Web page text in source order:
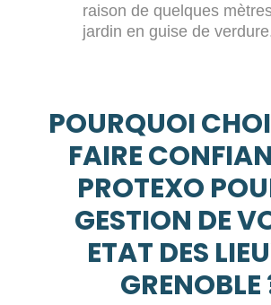
raison de quelques
jardin en guise de
POURQUOI
FAIRE
PROTEXO
GESTION DE
ETAT DES
GRENOBLE